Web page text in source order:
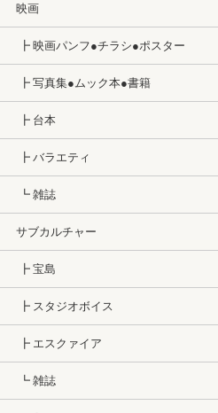
映画
┣ 映画パンフ●チラシ●ポスター
┣ 写真集●ムック本●書籍
┣ 台本
┣ バラエティ
┗ 雑誌
サブカルチャー
┣ 宝島
┣ スタジオボイス
┣ エスクァイア
┗ 雑誌